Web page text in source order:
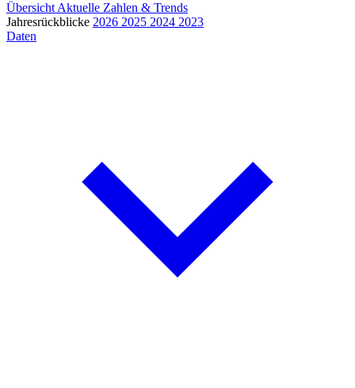
Übersicht Aktuelle Zahlen & Trends
Jahresrückblicke 2026 2025 2024 2023
Daten